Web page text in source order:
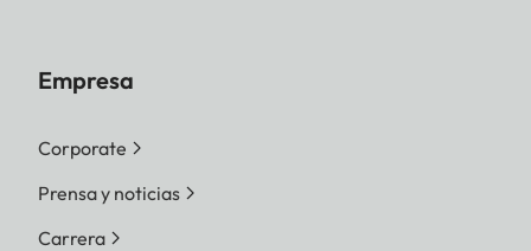
Empresa
Corporate
Prensa y noticias
Carrera